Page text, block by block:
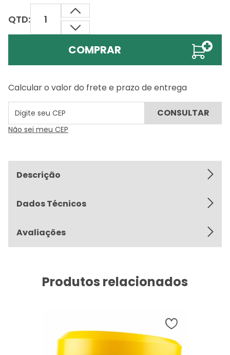
QTD:
COMPRAR
Calcular o valor do frete e prazo de entrega
Não sei meu CEP
Descrição
Dados Técnicos
Avaliações
Produtos relacionados